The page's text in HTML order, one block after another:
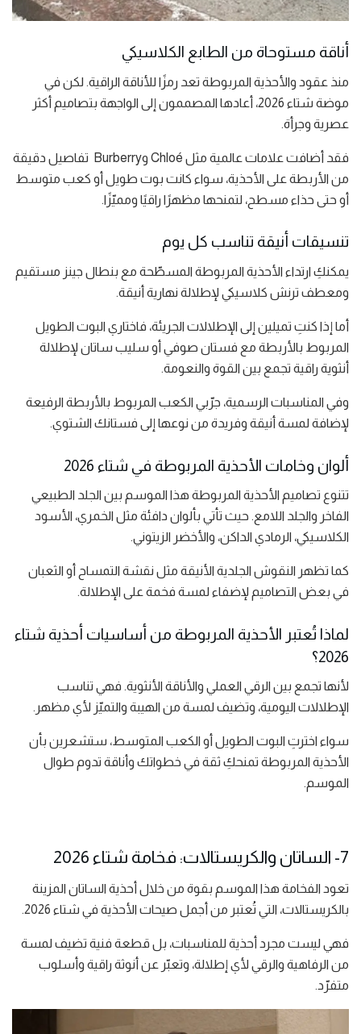
أناقة مستوحاة من الطابع الكلاسيكي
منذ عقود والأحذية المربوطة تعد رمزًا للأناقة الراقية. لكن في
موضة شتاء 2026، أعادها المصممون إلى الواجهة بتصاميم أكثر
عصرية وجرأة.
فقد أضافت علامات عالمية مثل Chloé وBurberry تفاصيل دقيقة
من الأربطة على الأحذية، سواء كانت بوت طويل أو كعب متوسط
أو حتى حذاء مسطح، لتمنحها مظهرًا راقيًا ومميّزًا.
تنسيقات أنيقة تناسب كل يوم
يمكنكِ ارتداء الأحذية المربوطة المسطّحة مع بنطال جينز مستقيم
ومعطف ترنش كلاسيكي لإطلالة نهارية أنيقة.
أما إذا كنتِ تميلين إلى الإطلالات الجريئة، فاختاري البوت الطويل
المربوط بالأربطة مع فستان صوفي أو سليب ساتان لإطلالة
أنثوية راقية تجمع بين القوة والنعومة.
وفي المناسبات الرسمية، جرّبي الكعب المربوط بالأربطة الرفيعة
لإضافة لمسة أنيقة وفريدة من نوعها إلى فستانك الشتوي.
ألوان وخامات الأحذية المربوطة في شتاء 2026
تتنوع تصاميم الأحذية المربوطة هذا الموسم بين الجلد الطبيعي
الفاخر والجلد اللامع. حيث تأتي بألوان دافئة مثل الخمري، الأسود
الكلاسيكي، الرمادي الداكن، والأخضر الزيتوني.
كما تظهر النقوش الجلدية الأنيقة مثل نقشة التمساح أو الثعبان
في بعض التصاميم لإضفاء لمسة فخمة على الإطلالة.
لماذا تُعتبر الأحذية المربوطة من أساسيات أحذية شتاء
2026؟
لأنها تجمع بين الرقي العملي والأناقة الأنثوية. فهي تناسب
الإطلالات اليومية، وتضيف لمسة من الهيبة والتميّز لأي مظهر.
سواء اخترتِ البوت الطويل أو الكعب المتوسط، ستشعرين بأن
الأحذية المربوطة تمنحكِ ثقة في خطواتك وأناقة تدوم طوال
الموسم.
7- الساتان والكريستالات: فخامة شتاء 2026
تعود الفخامة هذا الموسم بقوة من خلال أحذية الساتان المزينة
بالكريستالات، التي تُعتبر من أجمل صيحات الأحذية في شتاء 2026.
فهي ليست مجرد أحذية للمناسبات، بل قطعة فنية تضيف لمسة
من الرفاهية والرقي لأي إطلالة، وتعبّر عن أنوثة راقية وأسلوب
متفرّد.